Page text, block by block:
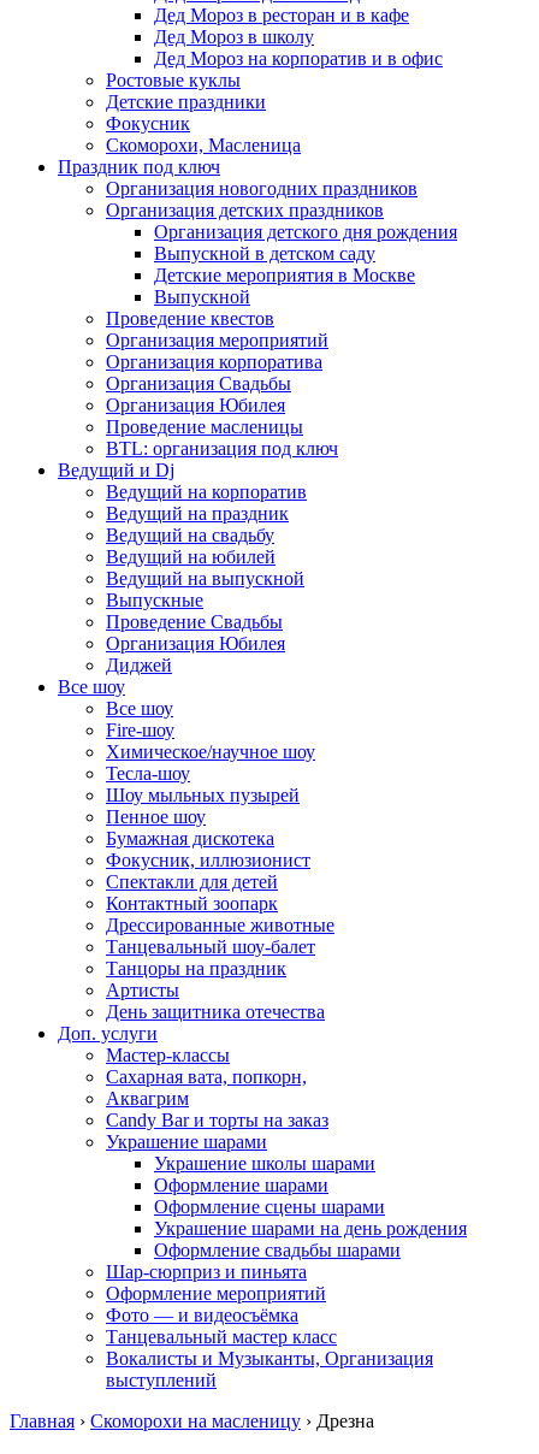
Дед Мороз в ресторан и в кафе
Дед Мороз в школу
Дед Мороз на корпоратив и в офис
Ростовые куклы
Детские праздники
Фокусник
Скоморохи, Масленица
Праздник под ключ
Организация новогодних праздников
Организация детских праздников
Организация детского дня рождения
Выпускной в детском саду
Детские мероприятия в Москве
Выпускной
Проведение квестов
Организация мероприятий
Организация корпоратива
Организация Свадьбы
Организация Юбилея
Проведение масленицы
BTL: организация под ключ
Ведущий и Dj
Ведущий на корпоратив
Ведущий на праздник
Ведущий на свадьбу
Ведущий на юбилей
Ведущий на выпускной
Выпускные
Проведение Свадьбы
Организация Юбилея
Диджей
Все шоу
Все шоу
Fire-шоу
Химическое/научное шоу
Тесла-шоу
Шоу мыльных пузырей
Пенное шоу
Бумажная дискотека
Фокусник, иллюзионист
Спектакли для детей
Контактный зоопарк
Дрессированные животные
Танцевальный шоу-балет
Танцоры на праздник
Артисты
День защитника отечества
Доп. услуги
Мастер-классы
Сахарная вата, попкорн,
Аквагрим
Candy Bar и торты на заказ
Украшение шарами
Украшение школы шарами
Оформление шарами
Оформление сцены шарами
Украшение шарами на день рождения
Оформление свадьбы шарами
Шар-сюрприз и пиньята
Оформление мероприятий
Фото — и видеосъёмка
Танцевальный мастер класс
Вокалисты и Музыканты, Организация
выступлений
Главная › Скоморохи на масленицу › Дрезна